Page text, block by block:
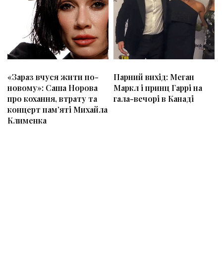
«Зараз вчуся жити по-
новому»: Саша Норова
про кохання, втрату та
концерт пам’яті Михайла
Клименка
Парний вихід: Меган
Маркл і принц Гаррі на
гала-вечорі в Канаді